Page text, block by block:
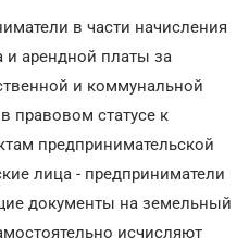
в части начисления
и арендной платы за
и коммунальной
правовом статусе к
предпринимательской
лица - предприниматели
документы на земельный
исчисляют